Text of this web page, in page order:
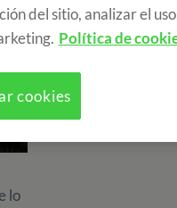
lo
del sitio, analizar el
Política de
cookies